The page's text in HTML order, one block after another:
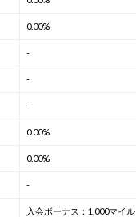
0.00%
-
-
-
0.00%
0.00%
-
入会ボーナス：1,000マイル